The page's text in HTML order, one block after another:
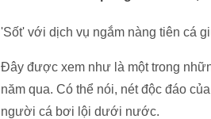
'Sốt' với dịch vụ ngắm nàng tiên cá
Đây được xem như là một trong
năm qua. Có thể nói, nét độc đáo
người cá bơi lội dưới nước.